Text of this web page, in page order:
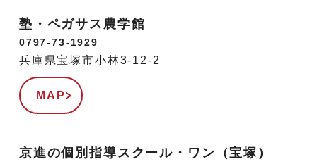
塾・ペガサス農学館
0797-73-1929
兵庫県宝塚市小林3-12-2
MAP
京進の個別指導スクール・ワン（宝塚）